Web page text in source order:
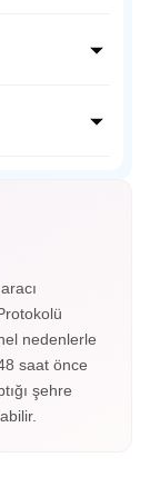
yer tutan
olarak
nedenlerle
saat önce
şehre